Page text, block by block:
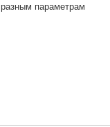
параметрам